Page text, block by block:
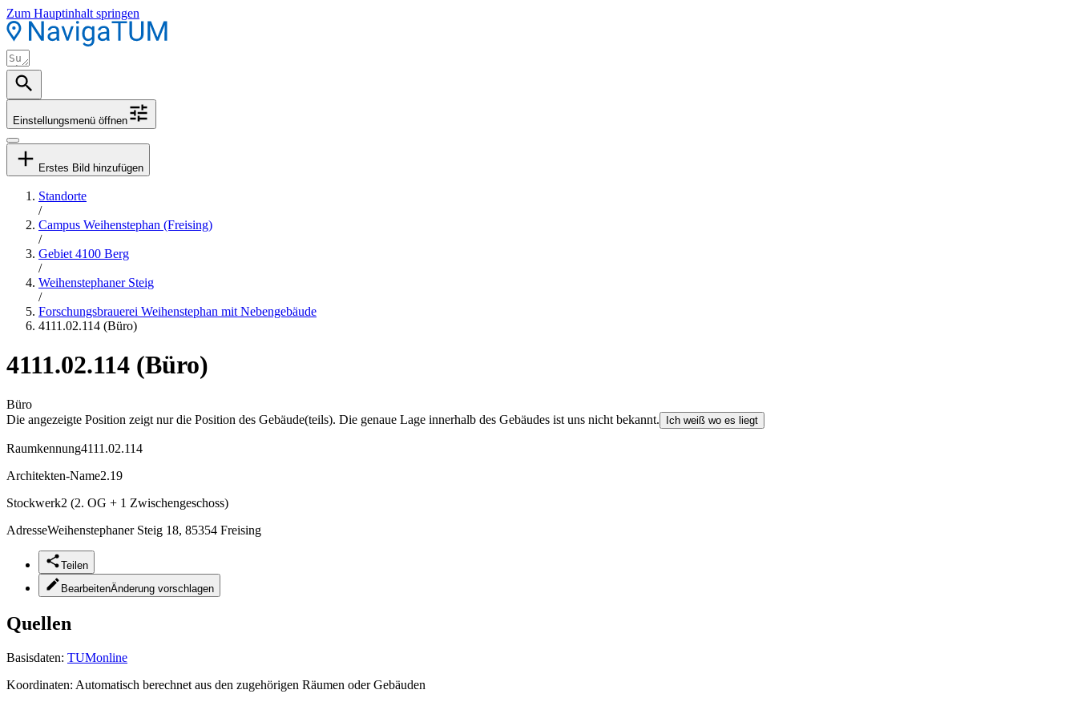
Zum Hauptinhalt springen
Einstellungsmenü öffnen
Erstes Bild hinzufügen
Standorte
/
Campus Weihenstephan (Freising)
/
Gebiet 4100 Berg
/
Weihenstephaner Steig
/
Forschungsbrauerei Weihenstephan mit Nebengebäude
4111.02.114 (Büro)
4111.02.114 (Büro)
Büro
Die angezeigte Position zeigt nur die Position des Gebäude(teils). Die genaue Lage innerhalb des Gebäudes ist uns nicht bekannt.
Ich weiß wo es liegt
Raumkennung4111.02.114
Architekten-Name2.19
Stockwerk2 (2. OG + 1 Zwischengeschoss)
AdresseWeihenstephaner Steig 18, 85354 Freising
Teilen
BearbeitenÄnderung vorschlagen
Quellen
Basisdaten: TUMonline
Koordinaten: Automatisch berechnet aus den zugehörigen Räumen oder Gebäuden